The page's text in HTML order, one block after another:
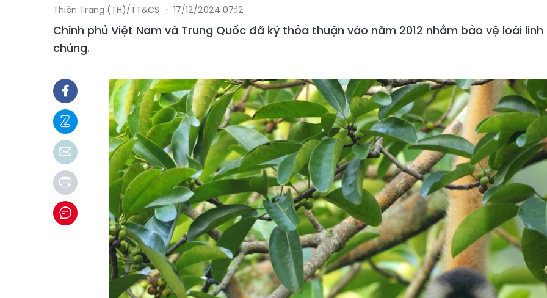
Thiên Trang (TH)/TT&CS 17/12/2024 07:12
Chính phủ Việt Nam và Trung Quốc đã ký thỏa thuận vào năm 2012 nhằm bảo vệ loài
chúng.